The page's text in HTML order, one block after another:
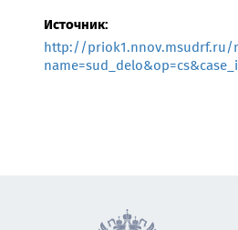
Источник:
http://priok1.nnov.msudrf.ru/